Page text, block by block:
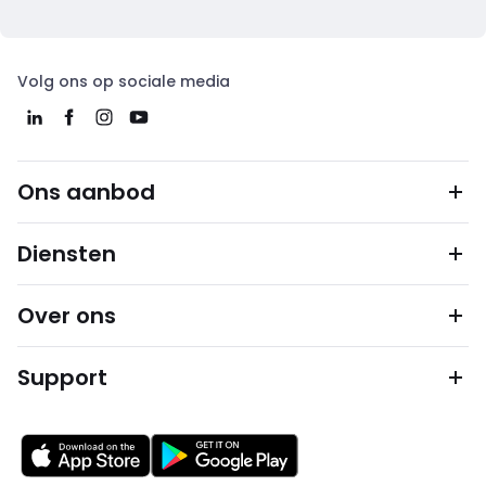
Volg ons op sociale media
Ons aanbod
Diensten
Over ons
Support